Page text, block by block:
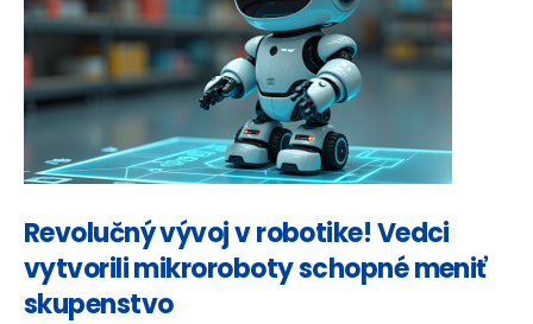
Revolučný vývoj v robotike! Vedci
vytvorili mikroroboty schopné meniť
skupenstvo